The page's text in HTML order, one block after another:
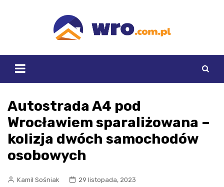
Autostrada A4 pod
Wrocławiem sparaliżowana –
kolizja dwóch samochodów
osobowych
Kamil Sośniak
29 listopada, 2023